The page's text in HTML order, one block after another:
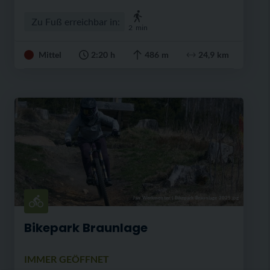
Zu Fuß erreichbar in:
2 min
Mittel 2:20 h 486 m 24,9 km
Jan Werkmeister Bikepark Braunlage 2025.jpg
Bikepark Braunlage
IMMER GEÖFFNET